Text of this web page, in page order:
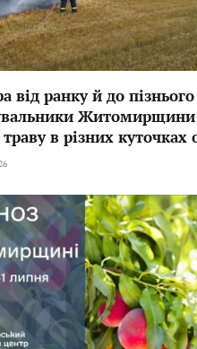
від ранку й до
Житомирщини
траву в різних куточках